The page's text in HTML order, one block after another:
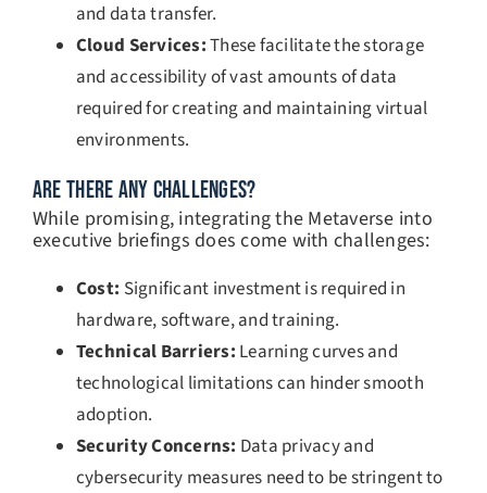
and data transfer.
Cloud Services:These facilitate the storage
and accessibility of vast amounts of data
required for creating and maintaining virtual
environments.
ARE THERE ANY CHALLENGES?
While promising, integrating the Metaverse into
executive briefings does come with challenges:
Cost: Significant investment is required in
hardware, software, and training.
Technical Barriers: Learning curves and
technological limitations can hinder smooth
adoption.
Security Concerns: Data privacy and
cybersecurity measures need to be stringent to